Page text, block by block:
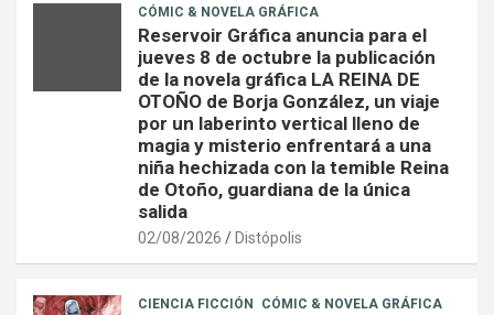
CÓMIC & NOVELA GRÁFICA
Reservoir Gráfica anuncia para el
jueves 8 de octubre la publicación
de la novela gráfica LA REINA DE
OTOÑO de Borja González, un viaje
por un laberinto vertical lleno de
magia y misterio enfrentará a una
niña hechizada con la temible Reina
de Otoño, guardiana de la única
salida
02/08/2026 Distópolis
CIENCIA FICCIÓN CÓMIC & NOVELA GRÁFICA